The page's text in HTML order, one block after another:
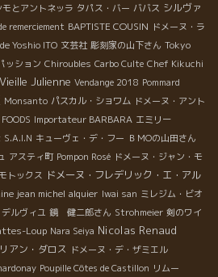
モとアントネッラ タパス・バー ババス シルヴァ
remerciement BAPTISTE COUSIN ドメーヌ・ラ
Yoshio ITO 文芸社 彫刻家の山下さん Tokyo
ッション Chiroubles Carbo Culte Chef Kikuchi
Julienne Vendange 2018 Pommard
Monsanto パスカル・ショワム ドメーヌ・アント
Importateur BARBARA エミリー
S.A.I.N キューヴェ・デ・フー ＢＭОの山田さん
アスティ町 Pompon Rosé ドメーヌ・ジャン・モ
モトックス ドメーヌ・フレデリック・エ・アル
jean michel alquier Iwai san ミレジム・ビオ
ルヴィユ 鏡 健二郎さん Strohmeier 剣のワイ
Loup Nara Seiya Nicolas Renaud
アン・ダロス ドメーヌ・デ・ザミエル
Poupille Côtes de Castillon リムー